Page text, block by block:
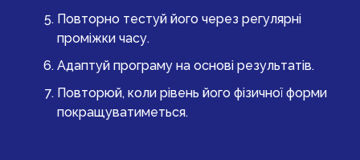
Повторно тестуй його через регулярні
проміжки часу.
Адаптуй програму на основі результатів.
Повторюй, коли рівень його фізичної форми
покращуватиметься.